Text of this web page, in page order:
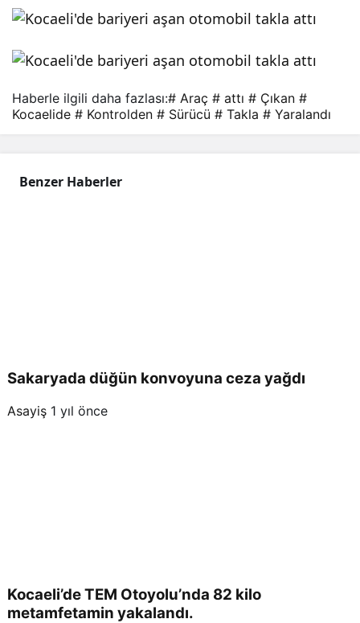
Haberle ilgili daha fazlası:# Araç # attı # Çıkan #
Kocaelide # Kontrolden # Sürücü # Takla # Yaralandı
Benzer Haberler
Sakaryada düğün konvoyuna ceza yağdı
Asayiş 1 yıl önce
Kocaeli’de TEM Otoyolu’nda 82 kilo
metamfetamin yakalandı.